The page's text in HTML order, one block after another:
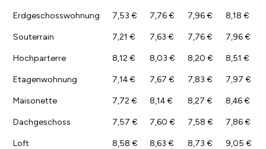
Erdgeschosswohnung 7,53 € 7,76 € 7,96 € 8,18 €
Souterrain 7,21 € 7,63 € 7,76 € 7,96 €
Hochparterre 8,12 € 8,03 € 8,20 € 8,51 €
Etagenwohnung 7,14 € 7,67 € 7,83 € 7,97 €
Maisonette 7,72 € 8,14 € 8,27 € 8,46 €
Dachgeschoss 7,57 € 7,60 € 7,58 € 7,86 €
Loft 8,58 € 8,63 € 8,73 € 9,05 €